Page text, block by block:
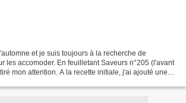
et je suis toujours à la recherche de
les accomoder. En feuilletant Saveurs n°205 (l'avant
mon attention. A la recette initiale, j'ai ajouté une